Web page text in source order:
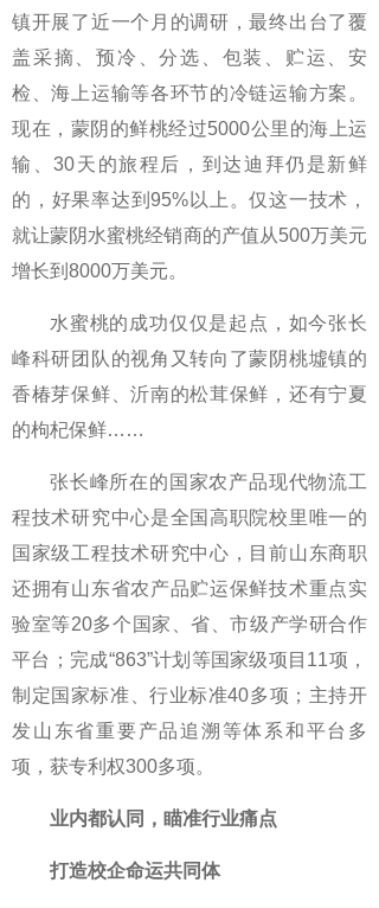
镇开展了近一个月的调研，最终出台了覆
盖采摘、预冷、分选、包装、贮运、安
检、海上运输等各环节的冷链运输方案。
现在，蒙阴的鲜桃经过5000公里的海上运
输、30天的旅程后，到达迪拜仍是新鲜
的，好果率达到95%以上。仅这一技术，
就让蒙阴水蜜桃经销商的产值从500万美元
增长到8000万美元。
水蜜桃的成功仅仅是起点，如今张长
峰科研团队的视角又转向了蒙阴桃墟镇的
香椿芽保鲜、沂南的松茸保鲜，还有宁夏
的枸杞保鲜……
张长峰所在的国家农产品现代物流工
程技术研究中心是全国高职院校里唯一的
国家级工程技术研究中心，目前山东商职
还拥有山东省农产品贮运保鲜技术重点实
验室等20多个国家、省、市级产学研合作
平台；完成“863”计划等国家级项目11项，
制定国家标准、行业标准40多项；主持开
发山东省重要产品追溯等体系和平台多
项，获专利权300多项。
业内都认同，瞄准行业痛点
打造校企命运共同体